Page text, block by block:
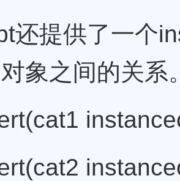
还提供了一个
象之间的关系